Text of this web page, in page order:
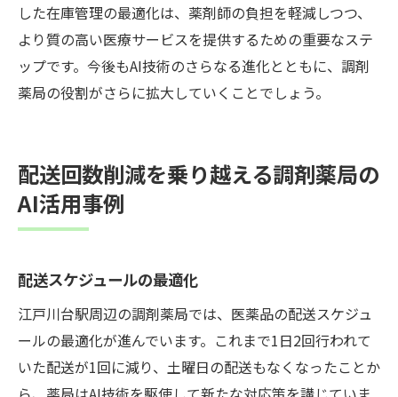
した在庫管理の最適化は、薬剤師の負担を軽減しつつ、
より質の高い医療サービスを提供するための重要なステ
ップです。今後もAI技術のさらなる進化とともに、調剤
薬局の役割がさらに拡大していくことでしょう。
配送回数削減を乗り越える調剤薬局の
AI活用事例
配送スケジュールの最適化
江戸川台駅周辺の調剤薬局では、医薬品の配送スケジュ
ールの最適化が進んでいます。これまで1日2回行われて
いた配送が1回に減り、土曜日の配送もなくなったことか